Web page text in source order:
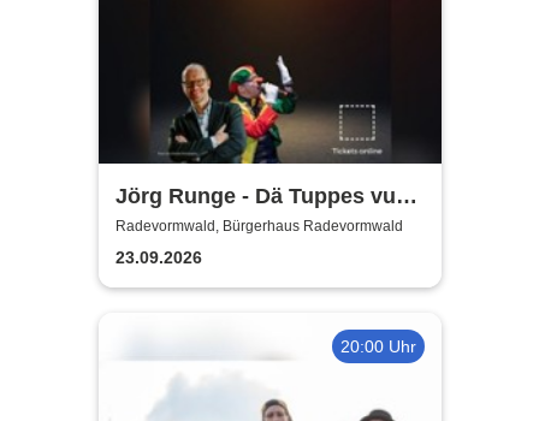
Jörg Runge - Dä Tuppes vum
Land
Radevormwald, Bürgerhaus Radevormwald
23.09.2026
20:00 Uhr